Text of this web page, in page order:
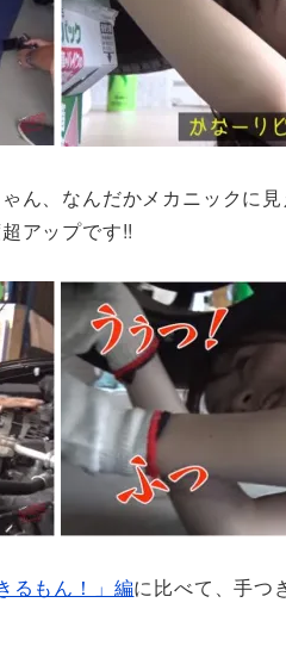
ん、なんだかメカニックに
アップです!!
るもん！」編に比べて、手つ